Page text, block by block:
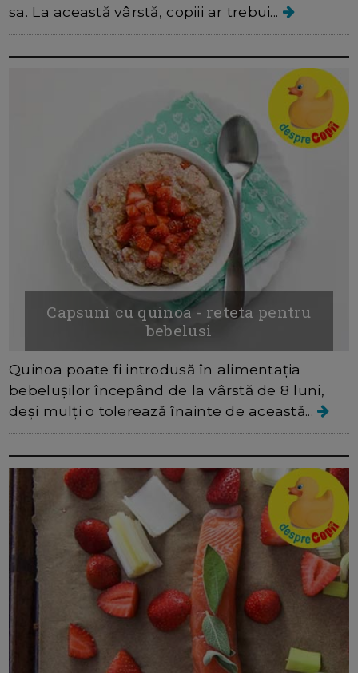
sa. La această vârstă, copiii ar trebui...
Capsuni cu quinoa - reteta pentru
bebelusi
Quinoa poate fi introdusă în alimentația
bebelușilor începând de la vârstă de 8 luni,
deși mulți o tolerează înainte de această...